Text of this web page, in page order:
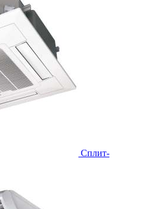
Сплит-